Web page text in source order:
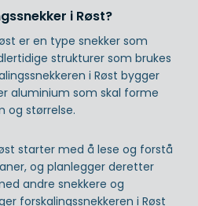
i Røst?
er en type snekker som
strukturer som brukes
i Røst bygger
aluminium som skal forme
og størrelse.
starter med å lese og forstå
og planlegger deretter
andre snekkere og
forskalingssnekkeren i Røst